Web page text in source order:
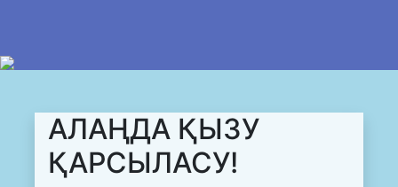
АЛАҢДА ҚЫЗУ
ҚАРСЫЛАСУ!